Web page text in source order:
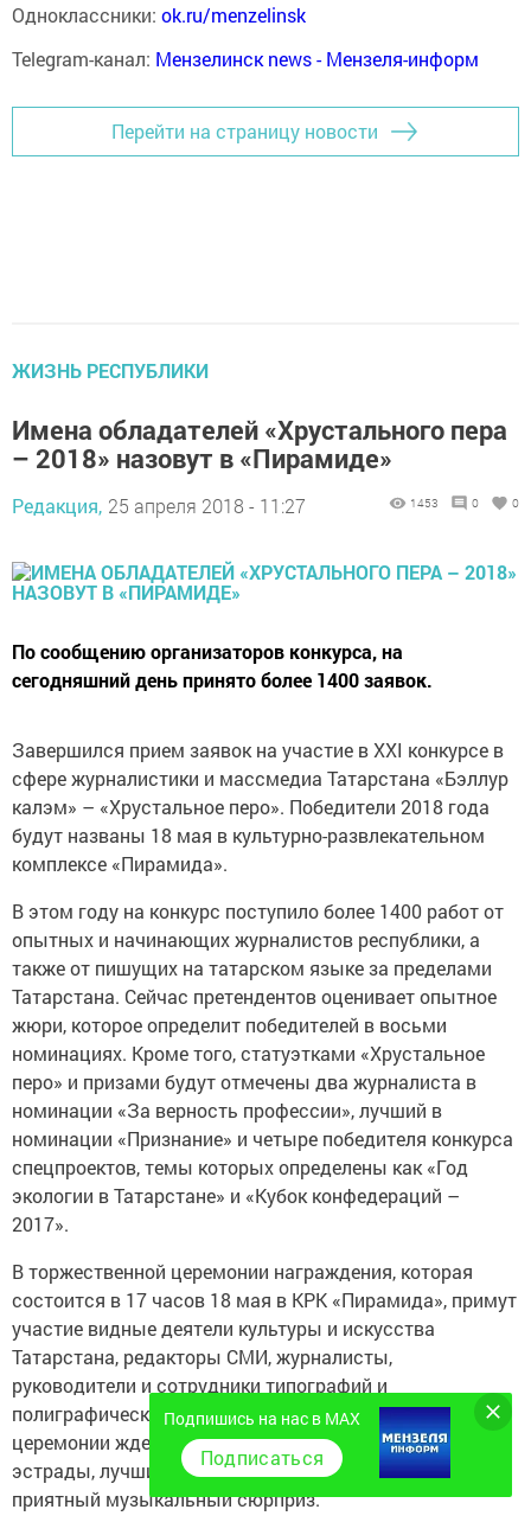
Одноклассники: ok.ru/menzelinsk
Telegram-канал: Мензелинск news - Мензеля-информ
Перейти на страницу новости
ЖИЗНЬ РЕСПУБЛИКИ
Имена обладателей «Хрустального пера
– 2018» назовут в «Пирамиде»
Редакция, 25 апреля 2018 - 11:27 1453 0 0
По сообщению организаторов конкурса, на
сегодняшний день принято более 1400 заявок.
Завершился прием заявок на участие в XXI конкурсе в
сфере журналистики и массмедиа Татарстана «Бэллур
калэм» – «Хрустальное перо». Победители 2018 года
будут названы 18 мая в культурно-развлекательном
комплексе «Пирамида».
В этом году на конкурс поступило более 1400 работ от
опытных и начинающих журналистов республики, а
также от пишущих на татарском языке за пределами
Татарстана. Сейчас претендентов оценивает опытное
жюри, которое определит победителей в восьми
номинациях. Кроме того, статуэтками «Хрустальное
перо» и призами будут отмечены два журналиста в
номинации «За верность профессии», лучший в
номинации «Признание» и четыре победителя конкурса
спецпроектов, темы которых определены как «Год
экологии в Татарстане» и «Кубок конфедераций –
2017».
В торжественной церемонии награждения, которая
состоится в 17 часов 18 мая в КРК «Пирамида», примут
участие видные деятели культуры и искусства
Татарстана, редакторы СМИ, журналисты,
руководители и сотрудники типографий и
полиграфических предприятий. Участников и гостей
церемонии ждет выступление звезд татарстанской
эстрады, лучших детских коллективов, а также
приятный музыкальный сюрприз.
Подпишись на нас в MAX
Подписаться